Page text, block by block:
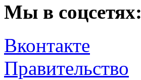
Мы в соцсетях:
Вконтакте
Правительство